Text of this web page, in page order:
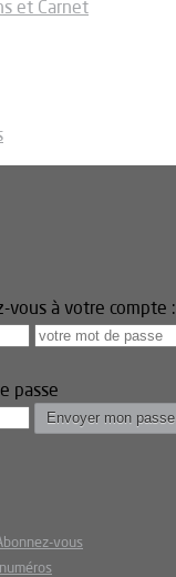
et Carnet
vous à votre compte :
passe
vous